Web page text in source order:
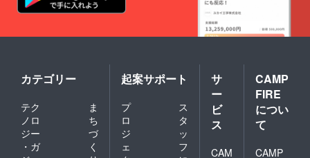
カテゴリー
テク
ノロ
ジー
・ガ
ま
ち
づ
く
起案サポート
プ
ロ
ジ
ェ
ス
タ
ッ
フ
サ
ー
ビ
ス
CAM
CAMP
FIRE
につい
て
CAMP